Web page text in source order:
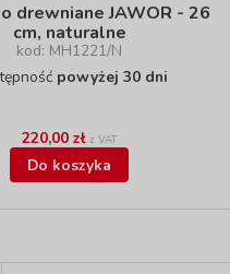
drewniane JAWOR - 26
cm, naturalne
kod: MH1221/N
powyżej 30 dni
220,00 zł z VAT
Do koszyka